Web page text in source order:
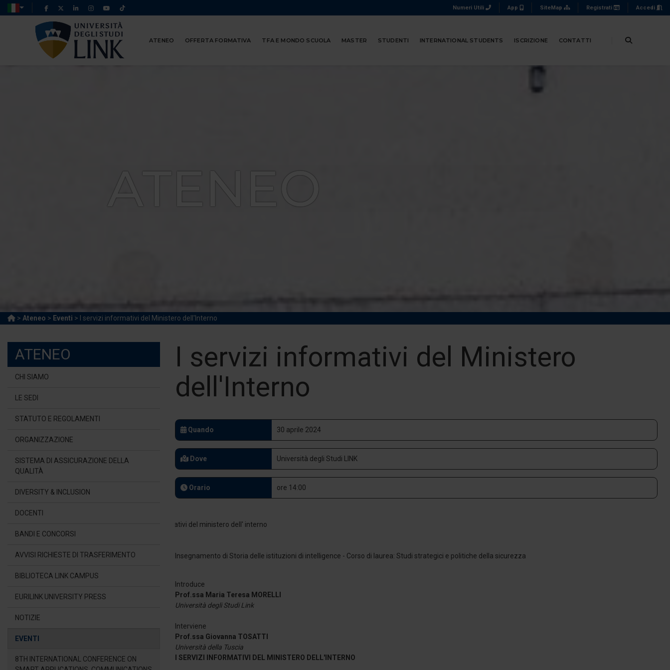
Numeri Utili App SiteMap Registrati Accedi
ATENEO OFFERTA FORMATIVA TFA E MONDO SCUOLA MASTER STUDENTI INTERNATIONAL STUDENTS ISCRIZIONE CONTATTI
ATENEO
> Ateneo > Eventi > I servizi informativi del Ministero dell'Interno
ATENEO
CHI SIAMO
LE SEDI
STATUTO E REGOLAMENTI
ORGANIZZAZIONE
SISTEMA DI ASSICURAZIONE DELLA
QUALITÀ
DIVERSITY & INCLUSION
DOCENTI
BANDI E CONCORSI
AVVISI RICHIESTE DI TRASFERIMENTO
BIBLIOTECA LINK CAMPUS
EURILINK UNIVERSITY PRESS
NOTIZIE
EVENTI
8TH INTERNATIONAL CONFERENCE ON
I servizi informativi del Ministero
dell'Interno
Quando 30 aprile 2024
Dove Università degli Studi LINK
Orario ore 14:00
Insegnamento di Storia delle istituzioni di intelligence - Corso di laurea: Studi strategici e politiche della sicurezza
Introduce
Prof.ssa Maria Teresa MORELLI
Università degli Studi Link
Interviene
Prof.ssa Giovanna TOSATTI
Università della Tuscia
I SERVIZI INFORMATIVI DEL MINISTERO DELL'INTERNO